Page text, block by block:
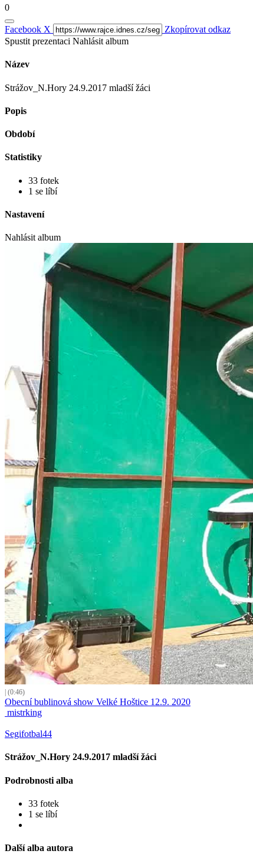
0
Facebook X
Zkopírovat odkaz
Spustit prezentaci Nahlásit album
Název
Strážov_N.Hory 24.9.2017 mladší žáci
Popis
Období
Statistiky
33 fotek
1 se líbí
Nastavení
Nahlásit album
| (0:46)
Obecní bublinová show Velké Hoštice 12.9. 2020
mistrking
Segifotbal44
Strážov_N.Hory 24.9.2017 mladší žáci
Podrobnosti alba
33 fotek
1 se líbí
Další alba autora